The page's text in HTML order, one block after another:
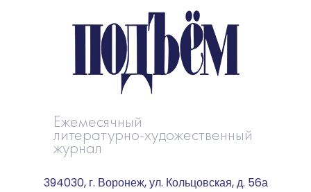
Ежемесячный
литературно-художественный
журнал
394030, г. Воронеж, ул. Кольцовская, д. 56а